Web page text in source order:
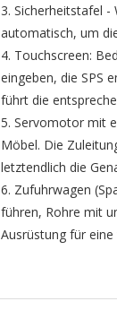
3. Sicherheitstafel
automatisch, um
4. Touchscreen:
eingeben, die SPS
führt die
5. Servomotor mit
Möbel. Die
letztendlich die
6. Zufuhrwagen
führen, Rohre mit
Ausrüstung für